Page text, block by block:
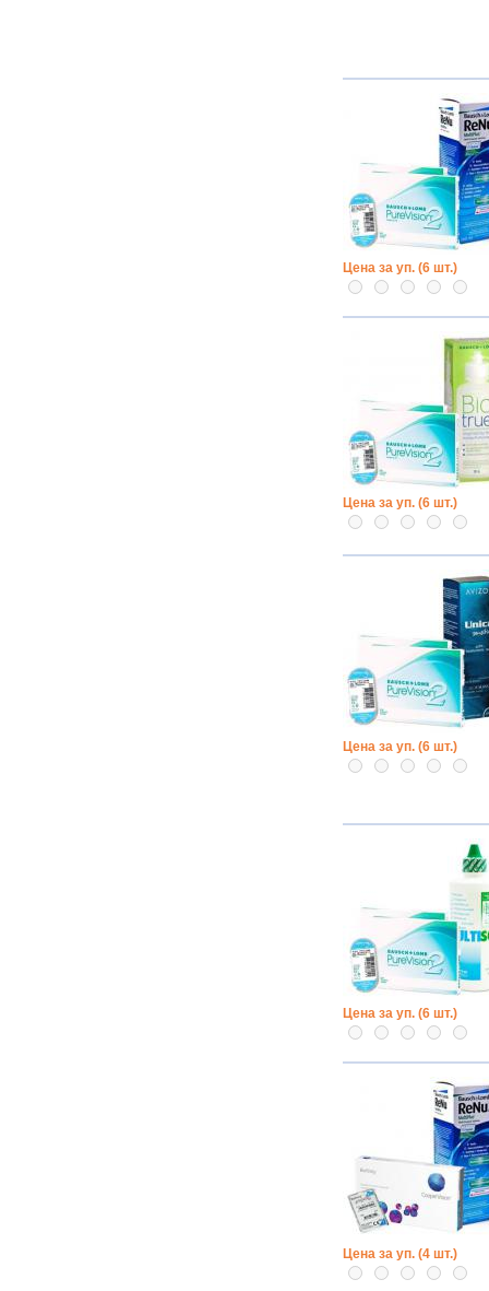
Цена за уп. (6 шт.)
Цена за уп. (6 шт.)
Цена за уп. (6 шт.)
Цена за уп. (6 шт.)
Цена за уп. (4 шт.)